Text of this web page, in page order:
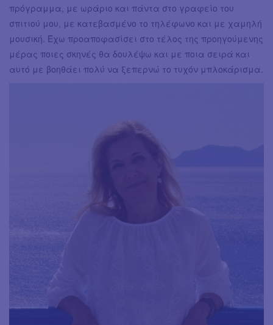
πρόγραμμα, με ωράριο και πάντα στο γραφείο του
σπιτιού μου, με κατεβασμένο το τηλέφωνο και με χαμηλή
μουσική. Έχω προαποφασίσει στο τέλος της προηγούμενης
μέρας ποιες σκηνές θα δουλέψω και με ποια σειρά και
αυτό με βοηθάει πολύ να ξεπερνώ το τυχόν μπλοκάρισμα.